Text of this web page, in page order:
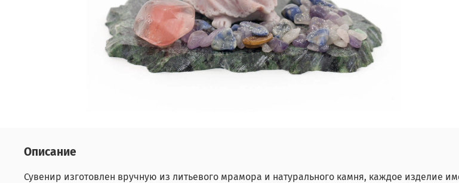
Описание
Сувенир изготовлен вручную из литьевого мрамора и натурального камня, каждое изделие